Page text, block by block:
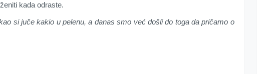
kada odraste.
si juče kakio u pelenu, a danas smo već došli do toga da pričamo o